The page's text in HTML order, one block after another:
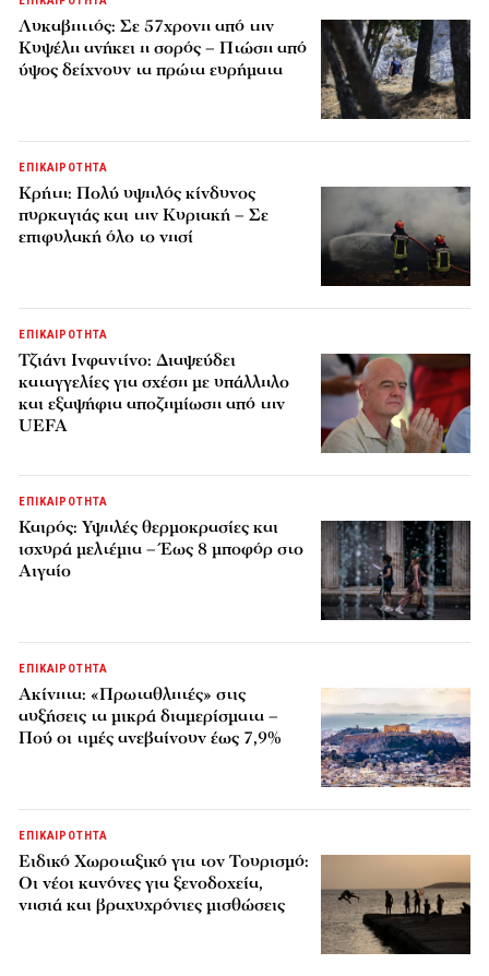
Λυκαβηττός: Σε 57χρονη από την
Κυψέλη ανήκει η σορός – Πτώση από
ύψος δείχνουν τα πρώτα ευρήματα
ΕΠΙΚΑΙΡΟΤΗΤΑ
Κρήτη: Πολύ υψηλός κίνδυνος
πυρκαγιάς και την Κυριακή – Σε
επιφυλακή όλο το νησί
ΕΠΙΚΑΙΡΟΤΗΤΑ
Τζιάνι Ινφαντίνο: Διαψεύδει
καταγγελίες για σχέση με υπάλληλο
και εξαψήφια αποζημίωση από την
UEFA
ΕΠΙΚΑΙΡΟΤΗΤΑ
Καιρός: Υψηλές θερμοκρασίες και
ισχυρά μελτέμια – Έως 8 μποφόρ στο
Αιγαίο
ΕΠΙΚΑΙΡΟΤΗΤΑ
Ακίνητα: «Πρωταθλητές» στις
αυξήσεις τα μικρά διαμερίσματα –
Πού οι τιμές ανεβαίνουν έως 7,9%
ΕΠΙΚΑΙΡΟΤΗΤΑ
Ειδικό Χωροταξικό για τον Τουρισμό:
Οι νέοι κανόνες για ξενοδοχεία,
νησιά και βραχυχρόνιες μισθώσεις